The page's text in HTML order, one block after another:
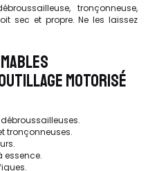
tronçonneuse,
sec et propre. Ne les laissez
MOTORISÉ
tronçonneuses.
essence.